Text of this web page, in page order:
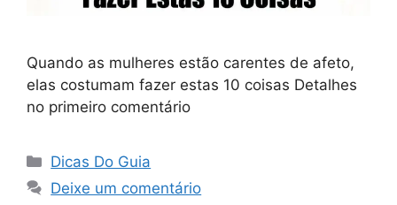
Quando as mulheres estão carentes de afeto,
elas costumam fazer estas 10 coisas Detalhes
no primeiro comentário
Categorias
Dicas Do Guia
Deixe um comentário